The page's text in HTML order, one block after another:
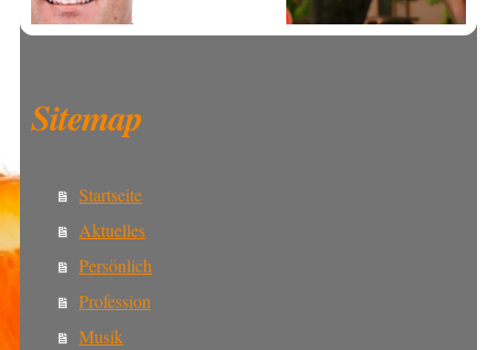
Sitemap
Startseite
Aktuelles
Persönlich
Profession
Musik